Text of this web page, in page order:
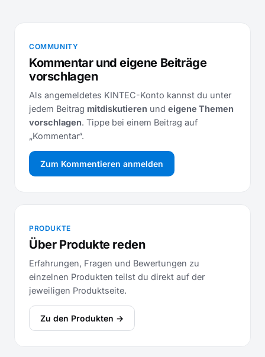
COMMUNITY
Kommentar und eigene Beiträge
vorschlagen
Als angemeldetes KINTEC-Konto kannst du unter
jedem Beitrag mitdiskutieren und eigene Themen
vorschlagen. Tippe bei einem Beitrag auf
„Kommentar“.
Zum Kommentieren anmelden
PRODUKTE
Über Produkte reden
Erfahrungen, Fragen und Bewertungen zu
einzelnen Produkten teilst du direkt auf der
jeweiligen Produktseite.
Zu den Produkten →